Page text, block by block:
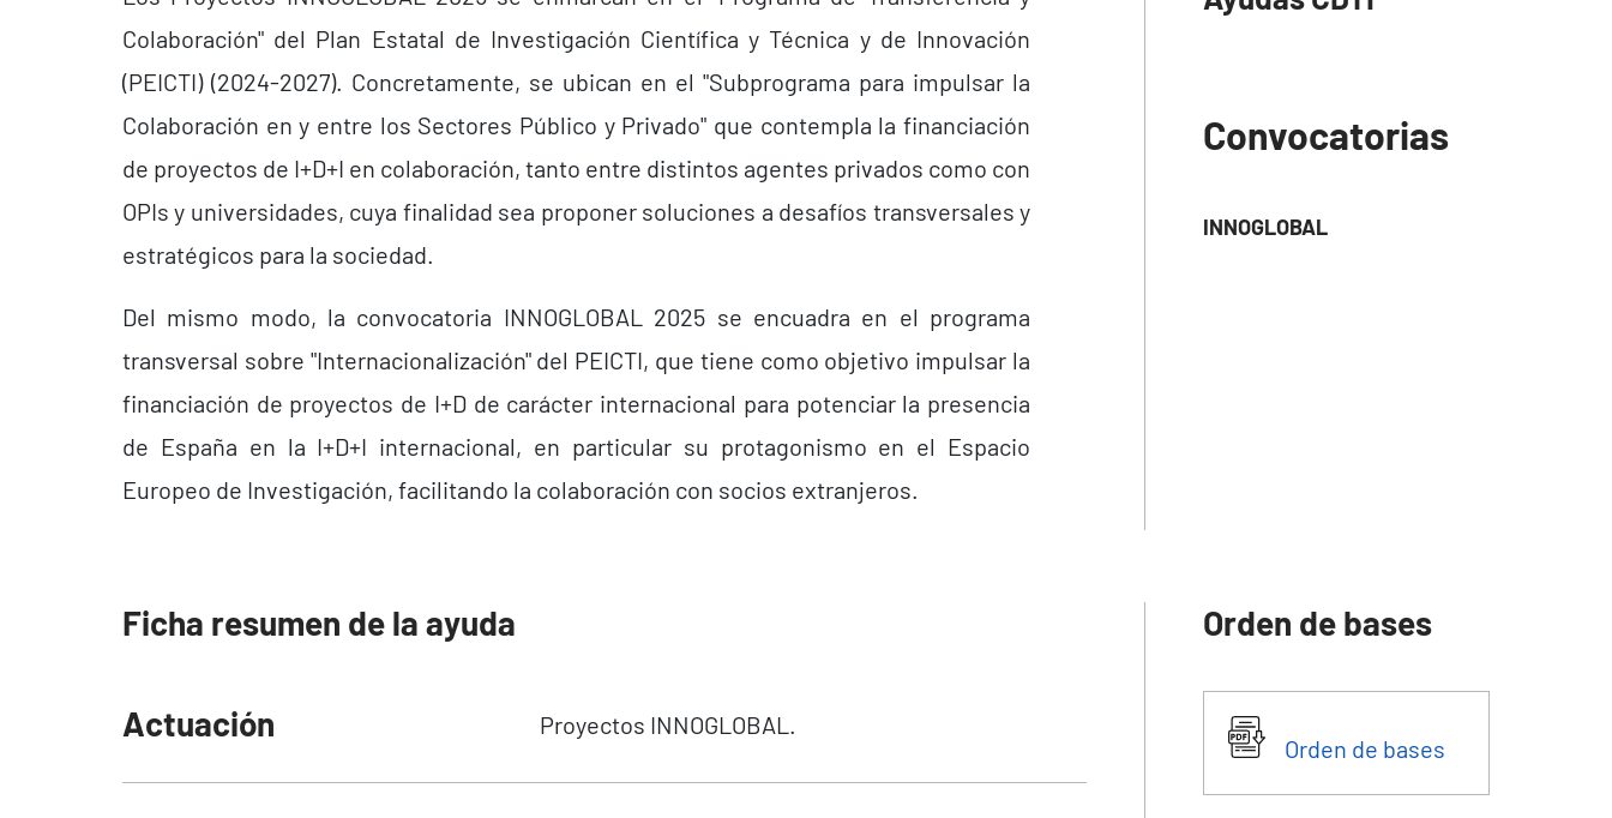
Colaboración" del Plan Estatal de Investigación Científica y Técnica y de Innovación
(PEICTI) (2024-2027). Concretamente, se ubican en el "Subprograma para impulsar la
Colaboración en y entre los Sectores Público y Privado" que contempla la financiación
de proyectos de I+D+I en colaboración, tanto entre distintos agentes privados como con
OPIs y universidades, cuya finalidad sea proponer soluciones a desafíos transversales y
estratégicos para la sociedad.
Del mismo modo, la convocatoria INNOGLOBAL 2025 se encuadra en el programa
transversal sobre "Internacionalización" del PEICTI, que tiene como objetivo impulsar la
financiación de proyectos de I+D de carácter internacional para potenciar la presencia
de España en la I+D+I internacional, en particular su protagonismo en el Espacio
Europeo de Investigación, facilitando la colaboración con socios extranjeros.
Convocatorias
INNOGLOBAL
Ficha resumen de la ayuda
Actuación Proyectos INNOGLOBAL.
Orden de bases
Orden de bases